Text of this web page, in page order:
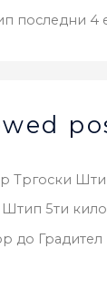
последни 4
Тргоски
5ти
до Градител